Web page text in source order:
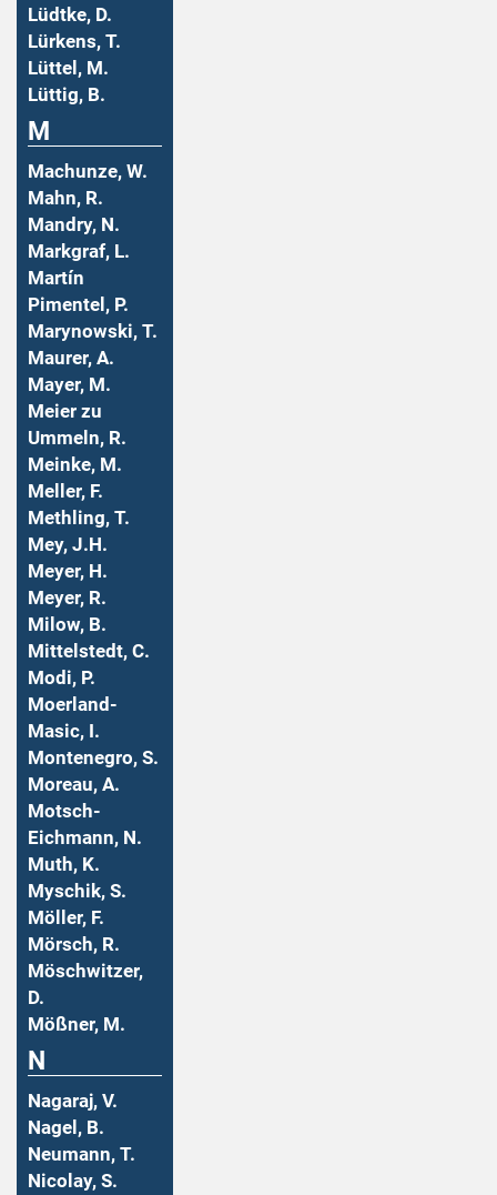
Lüdtke, D.
Lürkens, T.
Lüttel, M.
Lüttig, B.
M
Machunze, W.
Mahn, R.
Mandry, N.
Markgraf, L.
Martín
Pimentel, P.
Marynowski, T.
Maurer, A.
Mayer, M.
Meier zu
Ummeln, R.
Meinke, M.
Meller, F.
Methling, T.
Mey, J.H.
Meyer, H.
Meyer, R.
Milow, B.
Mittelstedt, C.
Modi, P.
Moerland-
Masic, I.
Montenegro, S.
Moreau, A.
Motsch-
Eichmann, N.
Muth, K.
Myschik, S.
Möller, F.
Mörsch, R.
Möschwitzer,
D.
Mößner, M.
N
Nagaraj, V.
Nagel, B.
Neumann, T.
Nicolay, S.